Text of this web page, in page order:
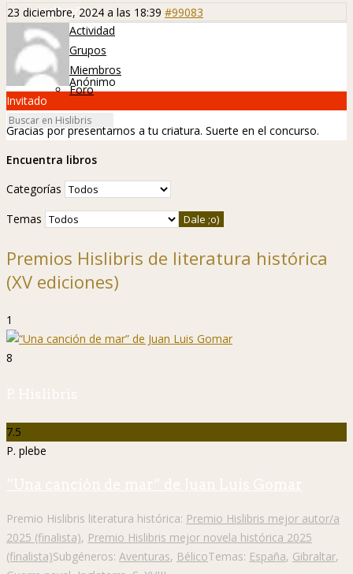
Hislibreños
Actividad
Grupos
Miembros
Foro
23 diciembre, 2024 a las 18:39 #99083
Anónimo
Invitado
Gracias por presentarnos a tu criatura. Suerte en el concurso.
Encuentra libros
Categorías
Temas
Premios Hislibris de literatura histórica
(XV ediciones)
1
8
P. Hislibris
7.5
P. plebe
“Una canción de mar” de Juan Luis Gomar
Premio Hislibris literatura histórica: Premio Hislibris mejor autor/a
2025 (finalista), Premio Hislibris mejor novela histórica 2025
(finalista)Subgéneros: Aventuras, BélicoTemas: España, Gibraltar,